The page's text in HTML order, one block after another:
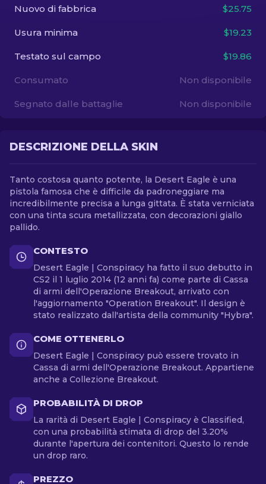
Altro
Nuovo di fabbrica $25.75
Usura minima $19.23
Testato sul campo $19.86
Consumato Non disponibile
Segnato dalle battaglie Non disponibile
DESCRIZIONE DELLA SKIN
Tanto costosa quanto potente, la Desert Eagle è una
pistola famosa che è difficile da padroneggiare ma
incredibilmente precisa a lunga gittata. È stata verniciata
con una tinta scura metallizzata, con decorazioni giallo
pallido.
CONTESTO
Desert Eagle | Conspiracy ha fatto il suo debutto in
CS2 il 1 luglio 2014 (12 anni fa) come parte di Cassa
di armi dell'Operazione Breakout, arrivato con
l'aggiornamento "Operation Breakout". Il design è
stato realizzato dall'artista della community "Hybra".
COME OTTENERLO
Desert Eagle | Conspiracy può essere trovato in
Cassa di armi dell'Operazione Breakout. Appartiene
anche a Collezione Breakout.
PROBABILITÀ DI DROP
La rarità di Desert Eagle | Conspiracy è Classified,
con una probabilità stimata di drop del 3.20%
durante l'apertura dei contenitori. Questo lo rende
un drop raro.
PREZZO